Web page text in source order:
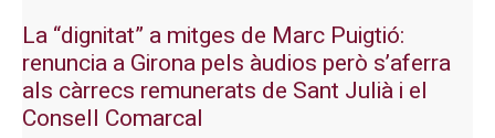
La “dignitat” a mitges de Marc Puigtió:
renuncia a Girona pels àudios però s’aferra
als càrrecs remunerats de Sant Julià i el
Consell Comarcal